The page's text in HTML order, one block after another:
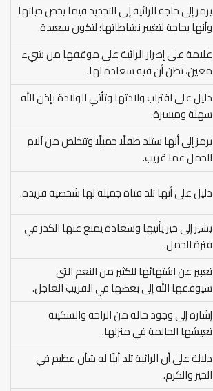
يرمز إلى حاجة الرائية إلى التجديد فيما يخص حياتها
وأنها بحاجة لتغيير نشاطاتها؛ لتكون سعيدة.
علامة على إصرار الرائية على موقفها من شيء
معين، تظن أن فيه سعادة لها.
دليل على اقتراب ولادتها وتأتي الولادة بإذن الله
سهلة وميسرة.
يرمز إلى أنها ستلد طفلًا جميلًا وتتخلص من آلام
الحمل عما قريب.
دليل على أنها تلد فتاة جميلة لها شخصية فريدة.
يشير إلى خير يأتيها وسعادة يمنع عنها الكدر في
فترة الحمل.
تعبير عن اشتهائها للكثير من النعم التي
سيوفقها الله إلى بعضها في القريب العاجل.
إشارة إلى وجود حالة من الراحة والسكينة
تعيشها الحالمة في منزلها.
دلالة على أن الرائية تلد أبنًا له شأن عظيم في
الخير والكرم.